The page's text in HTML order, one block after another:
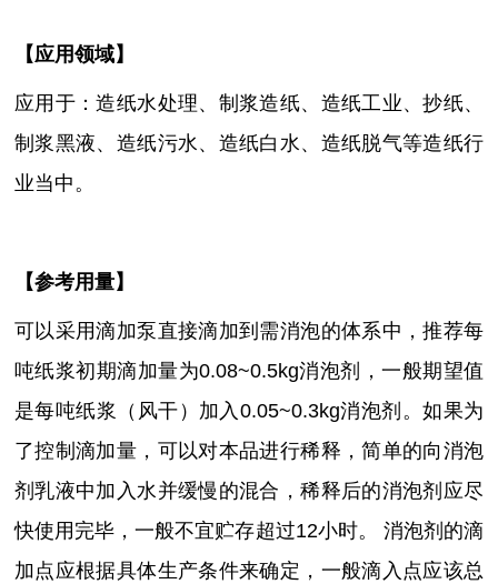
【应用领域】
应用于：造纸水处理、制浆造纸、造纸工业、抄纸、
制浆黑液、造纸污水、造纸白水、造纸脱气等造纸行
业当中。
【参考用量】
可以采用滴加泵直接滴加到需消泡的体系中，推荐每
吨纸浆初期滴加量为0.08~0.5kg消泡剂，一般期望值
是每吨纸浆（风干）加入0.05~0.3kg消泡剂。如果为
了控制滴加量，可以对本品进行稀释，简单的向消泡
剂乳液中加入水并缓慢的混合，稀释后的消泡剂应尽
快使用完毕，一般不宜贮存超过12小时。 消泡剂的滴
加点应根据具体生产条件来确定，一般滴入点应该总